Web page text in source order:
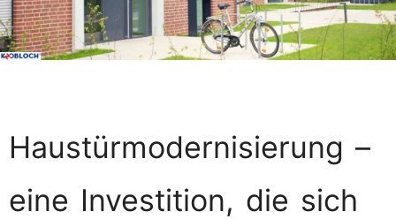
Haustürmodernisierung –
eine Investition, die sich